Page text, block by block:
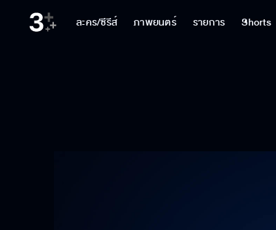
ละคร/ซีรีส์ ภาพยนตร์ รายการ Shorts